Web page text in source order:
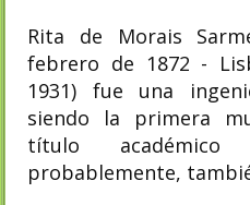
Rita de Morais
febrero de 1872 -
1931) fue una
siendo la primera
título
probablemente,